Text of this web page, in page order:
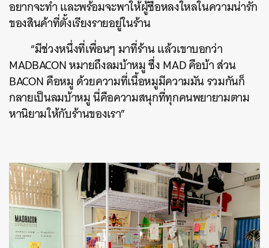
อยากจะทำ และพร้อมจะพาให้ผู้ซื้อหลงใหลในความน่ารัก
ของสินค้าที่ตั้งเรียงรายอยู่ในร้าน
“มีช่วงหนึ่งที่เพื่อนๆ มาที่ร้าน แล้วเขาบอกว่า
MADBACON หมายถึงลมบ้าหมู ซึ่ง MAD คือบ้า ส่วน
BACON คือหมู ด้วยความที่เนื้อหมูมีความมัน รวมกันก็
กลายเป็นลมบ้าหมู นี่คือความสนุกที่ทุกคนพยายามตาม
หานิยามให้กับร้านของเรา”